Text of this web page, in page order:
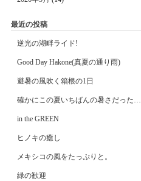
最近の投稿
逆光の湖畔ライド!
Good Day Hakone(真夏の通り雨)
避暑の風吹く箱根の1日
確かにこの夏いちばんの暑さだった…
in the GREEN
ヒノキの癒し
メキシコの風をたっぷりと。
緑の歓迎